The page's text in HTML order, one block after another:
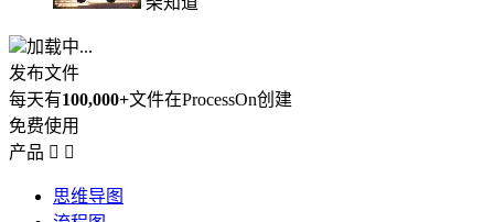
加载中...
发布文件
每天有100,000+文件在ProcessOn创建
免费使用
产品  
思维导图